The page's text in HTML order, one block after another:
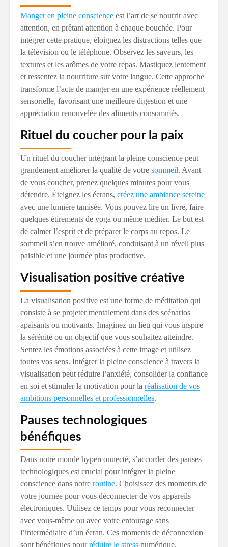
Manger en pleine conscience est l’art de se nourrir avec
attention, en prêtant attention à chaque bouchée. Pour
intégrer cette pratique, éloignez les distractions telles que
la télévision ou le téléphone. Observez les saveurs, les
textures et les arômes de votre repas. Mastiquez lentement
et ressentez la nourriture sur votre langue. Cette approche
transforme l’acte de manger en une expérience réellement
sensorielle, favorisant une meilleure digestion et une
appréciation renouvelée des aliments consommés.
Rituel du coucher pour la paix
Un rituel du coucher intégrant la pleine conscience peut
grandement améliorer la qualité de votre sommeil. Avant
de vous coucher, prenez quelques minutes pour vous
détendre. Éteignez les écrans, créez une ambiance sereine
avec une lumière tamisée. Vous pouvez lire un livre, faire
quelques étirements de yoga ou même méditer. Le but est
de calmer l’esprit et de préparer le corps au repos. Le
sommeil s’en trouve amélioré, conduisant à un réveil plus
paisible et une journée plus productive.
Visualisation positive créative
La visualisation positive est une forme de méditation qui
consiste à se projeter mentalement dans des scénarios
apaisants ou motivants. Imaginez un lieu qui vous inspire
la sérénité ou un objectif que vous souhaitez atteindre.
Sentez les émotions associées à cette image et utilisez
toutes vos sens. Intégrer la pleine conscience à travers la
visualisation peut réduire l’anxiété, consolider la confiance
en soi et stimuler la motivation pour la réalisation de vos
ambitions personnelles et professionnelles.
Pauses technologiques
bénéfiques
Dans notre monde hyperconnecté, s’accorder des pauses
technologiques est crucial pour intégrer la pleine
conscience dans notre routine. Choisissez des moments de
votre journée pour vous déconnecter de vos appareils
électroniques. Utilisez ce temps pour vous reconnecter
avec vous-même ou avec votre entourage sans
l’intermédiaire d’un écran. Ces moments de déconnexion
sont bénéfiques pourréduire le stress numérique,